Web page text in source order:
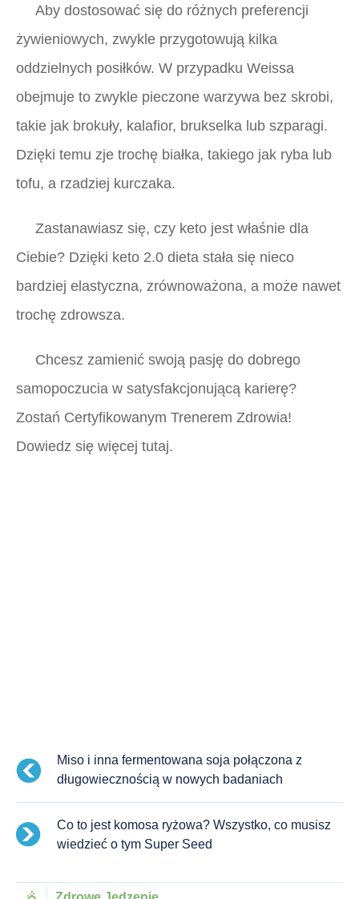
Aby dostosować się do różnych preferencji
żywieniowych, zwykle przygotowują kilka
oddzielnych posiłków. W przypadku Weissa
obejmuje to zwykle pieczone warzywa bez skrobi,
takie jak brokuły, kalafior, brukselka lub szparagi.
Dzięki temu zje trochę białka, takiego jak ryba lub
tofu, a rzadziej kurczaka.
Zastanawiasz się, czy keto jest właśnie dla
Ciebie? Dzięki keto 2.0 dieta stała się nieco
bardziej elastyczna, zrównoważona, a może nawet
trochę zdrowsza.
Chcesz zamienić swoją pasję do dobrego
samopoczucia w satysfakcjonującą karierę?
Zostań Certyfikowanym Trenerem Zdrowia!
Dowiedz się więcej tutaj.
Miso i inna fermentowana soja połączona z
długowiecznością w nowych badaniach
Co to jest komosa ryżowa? Wszystko, co musisz
wiedzieć o tym Super Seed